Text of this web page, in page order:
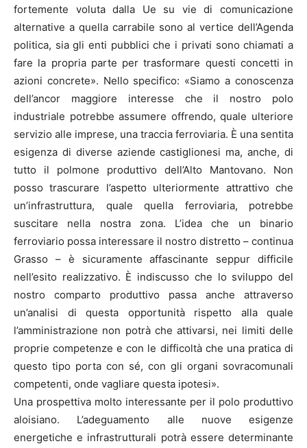
fortemente voluta dalla Ue su vie di comunicazione
alternative a quella carrabile sono al vertice dell’Agenda
politica, sia gli enti pubblici che i privati sono chiamati a
fare la propria parte per trasformare questi concetti in
azioni concrete». Nello specifico: «Siamo a conoscenza
dell’ancor maggiore interesse che il nostro polo
industriale potrebbe assumere offrendo, quale ulteriore
servizio alle imprese, una traccia ferroviaria. È una sentita
esigenza di diverse aziende castiglionesi ma, anche, di
tutto il polmone produttivo dell’Alto Mantovano. Non
posso trascurare l’aspetto ulteriormente attrattivo che
un’infrastruttura, quale quella ferroviaria, potrebbe
suscitare nella nostra zona. L’idea che un binario
ferroviario possa interessare il nostro distretto – continua
Grasso – è sicuramente affascinante seppur difficile
nell’esito realizzativo. È indiscusso che lo sviluppo del
nostro comparto produttivo passa anche attraverso
un’analisi di questa opportunità rispetto alla quale
l’amministrazione non potrà che attivarsi, nei limiti delle
proprie competenze e con le difficoltà che una pratica di
questo tipo porta con sé, con gli organi sovracomunali
competenti, onde vagliare questa ipotesi».
Una prospettiva molto interessante per il polo produttivo
aloisiano. L’adeguamento alle nuove esigenze
energetiche e infrastrutturali potrà essere determinante